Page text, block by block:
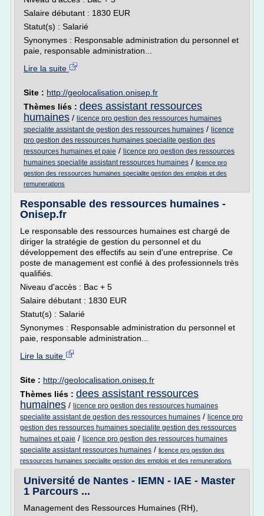
Salaire débutant : 1830 EUR
Statut(s) : Salarié
Synonymes : Responsable administration du personnel et
paie, responsable administration...
Lire la suite
Site : http://geolocalisation.onisep.fr
Thèmes liés : dees assistant ressources
humaines / licence pro gestion des ressources humaines
specialite assistant de gestion des ressources humaines / licence
pro gestion des ressources humaines specialite gestion des
ressources humaines et paie / licence pro gestion des ressources
humaines specialite assistant ressources humaines / licence pro
gestion des ressources humaines specialite gestion des emplois et des
remunerations
Responsable des ressources humaines -
Onisep.fr
Le responsable des ressources humaines est chargé de
diriger la stratégie de gestion du personnel et du
développement des effectifs au sein d'une entreprise. Ce
poste de management est confié à des professionnels très
qualifiés.
Niveau d'accès : Bac + 5
Salaire débutant : 1830 EUR
Statut(s) : Salarié
Synonymes : Responsable administration du personnel et
paie, responsable administration...
Lire la suite
Site : http://geolocalisation.onisep.fr
Thèmes liés : dees assistant ressources
humaines / licence pro gestion des ressources humaines
specialite assistant de gestion des ressources humaines / licence pro
gestion des ressources humaines specialite gestion des ressources
humaines et paie / licence pro gestion des ressources humaines
specialite assistant ressources humaines / licence pro gestion des
ressources humaines specialite gestion des emplois et des remunerations
Université de Nantes - IEMN - IAE - Master
1 Parcours ...
Management des Ressources Humaines (RH),